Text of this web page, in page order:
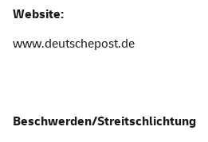
Website:
www.deutschepost.de
Beschwerden/Streitschlichtung